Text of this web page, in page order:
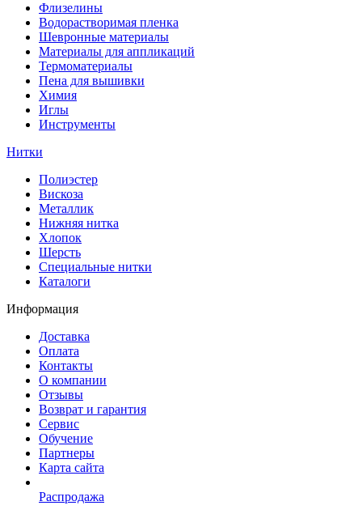
Флизелины
Водорастворимая пленка
Шевронные материалы
Материалы для аппликаций
Термоматериалы
Пена для вышивки
Химия
Иглы
Инструменты
Нитки
Полиэстер
Вискоза
Металлик
Нижняя нитка
Хлопок
Шерсть
Специальные нитки
Каталоги
Информация
Доставка
Оплата
Контакты
О компании
Отзывы
Возврат и гарантия
Сервис
Обучение
Партнеры
Карта сайта
Распродажа